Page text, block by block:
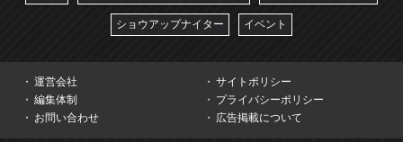
ショウアップナイター イベント
運営会社
サイトポリシー
編集体制
プライバシーポリシー
お問い合わせ
広告掲載について